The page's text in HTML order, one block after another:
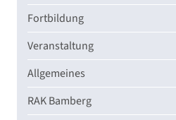
Fortbildung
Veranstaltung
Allgemeines
RAK Bamberg